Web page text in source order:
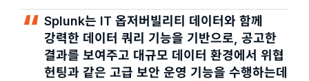
Splunk는 IT 옵저버빌리티 데이터와 함께
강력한 데이터 쿼리 기능을 기반으로, 공고한
결과를 보여주고 대규모 데이터 환경에서 위협
헌팅과 같은 고급 보안 운영 기능을 수행하는데